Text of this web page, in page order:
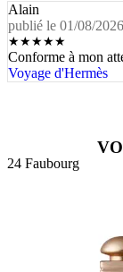
Alain
publié le 01/08/
★★★★★
Conforme à mon
Voyage d'Hermès
24 Faubourg